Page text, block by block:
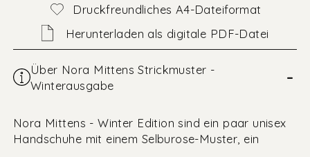
Druckfreundliches A4-Dateiformat
Herunterladen als digitale PDF-Datei
Über Nora Mittens Strickmuster -
Winterausgabe
–
Nora Mittens - Winter Edition sind ein paar unisex
Handschuhe mit einem Selburose-Muster, ein